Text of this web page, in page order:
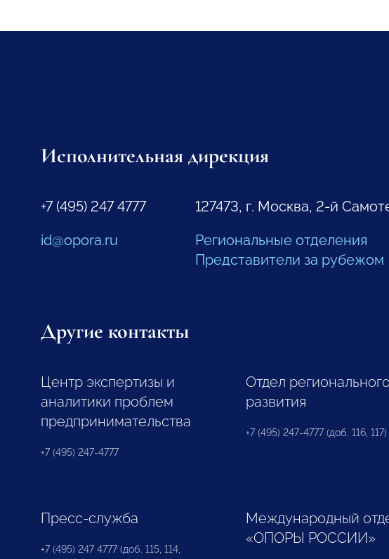
Исполнительная дирекция
+7 (495) 247 4777
id@opora.ru
127473, г. Москва, 2-й
Региональные отделения
Представители за рубежом
Другие контакты
Центр экспертизы и
аналитики проблем
предпринимательства
+7 (495) 247-4777
Отдел регионального
развития
+7 (495) 247-4777 (доб. 116, 117)
Пресс-служба
+7 (495) 247 4777 (доб. 115, 114,
Международный
«ОПОРЫ РОССИИ»